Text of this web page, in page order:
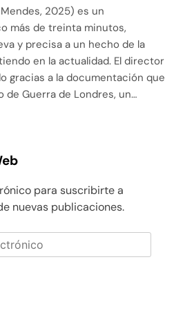
2025) es un
más de treinta minutos,
y precisa a un hecho de la
en la actualidad. El director
gracias a la documentación que
de Guerra de Londres, un…
para suscribirte a
nuevas publicaciones.